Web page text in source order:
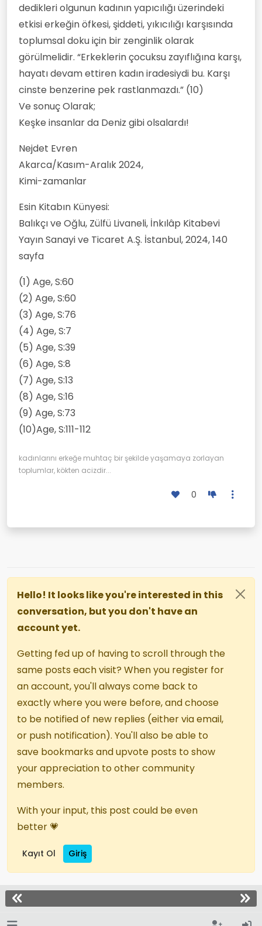
dedikleri olgunun kadının yapıcılığı üzerindeki
etkisi erkeğin öfkesi, şiddeti, yıkıcılığı karşısında
toplumsal doku için bir zenginlik olarak
görülmelidir. “Erkeklerin çocuksu zayıflığına karşı,
hayatı devam ettiren kadın iradesiydi bu. Karşı
cinste benzerine pek rastlanmazdı.” (10)
Ve sonuç Olarak;
Keşke insanlar da Deniz gibi olsalardı!
Nejdet Evren
Akarca/Kasım-Aralık 2024,
Kimi-zamanlar
Esin Kitabın Künyesi:
Balıkçı ve Oğlu, Zülfü Livaneli, İnkılâp Kitabevi
Yayın Sanayi ve Ticaret A.Ş. İstanbul, 2024, 140
sayfa
(1) Age, S:60
(2) Age, S:60
(3) Age, S:76
(4) Age, S:7
(5) Age, S:39
(6) Age, S:8
(7) Age, S:13
(8) Age, S:16
(9) Age, S:73
(10)Age, S:111-112
kadınlarını erkeğe muhtaç bir şekilde yaşamaya zorlayan
toplumlar, kökten acizdir...
0
Hello! It looks like you're interested in this
conversation, but you don't have an
account yet.
Getting fed up of having to scroll through the
same posts each visit? When you register for
an account, you'll always come back to
exactly where you were before, and choose
to be notified of new replies (either via email,
or push notification). You'll also be able to
save bookmarks and upvote posts to show
your appreciation to other community
members.
With your input, this post could be even
better 💗
Kayıt Ol Giriş